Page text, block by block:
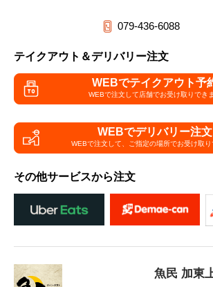
079-436-6088
テイクアウト＆デリバリー注文
WEBでテイクアウト予
WEBで注文して店舗でお受け取りでき
WEBでデリバリー注文
WEBで注文して、 ご指定の場所でお受け取
その他サービスから注文
魚民 加東